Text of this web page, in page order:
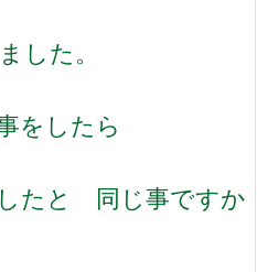
した。
をしたら
たと 同じ事ですか